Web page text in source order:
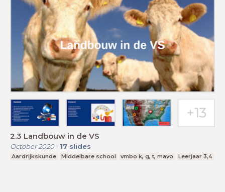
2.3 Landbouw in de VS
October 2020- 17 slides
Aardrijkskunde Middelbare school vmbo k, g, t, mavo Leerjaar 3,4